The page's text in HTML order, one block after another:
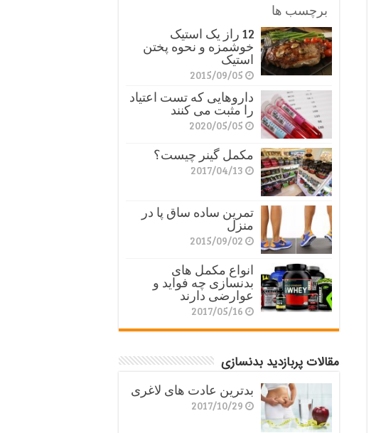
برچسب ها
12 راز یک استیک
خوشمزه و نحوه پختن
استیک
2015/09/05
داروهایی که تست اعتیاد
را مثبت می کنند
2020/05/05
مکمل گینر چیست؟
2017/04/13
تمرین ساده ساق پا در
منزل
2015/09/02
انواع مکمل های
بدنسازی چه فواید و
عوارضی دارند
2017/05/16
مقالات پربازدید بدنسازی
بدترین عادت های لاغری
2017/10/29